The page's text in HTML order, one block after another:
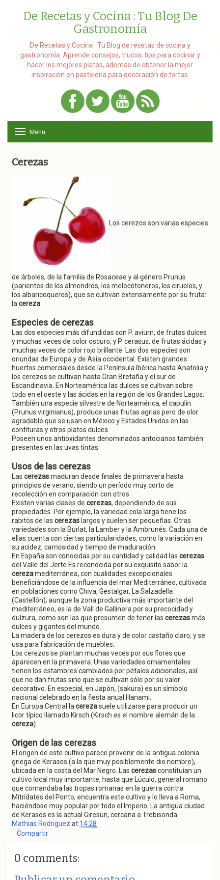
De Recetas y Cocina : Tu Blog De
Gastronomía
De Recetas y Cocina : Tu Blog de recetas de cocina y
gastronomía. Aprende consejos, trucos, tips para cocinar y
hacer los mejores platos, además de obtener la mejor
inspiración en pastelería para decoración de tortas.
o
g
Menu
Cerezas
Los cerezos son varias especies
de árboles, de la familia de Rosaceae y al género Prunus
(parientes de los almendros, los melocotoneros, los ciruelos, y
los albaricoqueros), que se cultivan extensamente por su fruta:
la cereza
Especies de cerezas
Las dos especies más difundidas son P. avium, de frutas dulces
y muchas veces de color oscuro, y P. cerasus, de frutas ácidas y
muchas veces de color rojo brillante. Las dos especies son
oriundas de Europa y de Asia occidental. Existen grandes
huertos comerciales desde la Península Ibérica hasta Anatolia y
los cerezos se cultivan hasta Gran Bretaña y el sur de
Escandinavia. En Norteamérica las dulces se cultivan sobre
todo en el oeste y las ácidas en la región de los Grandes Lagos.
También una especie silvestre de Norteamérica, el capulín
(Prunus virginianus), produce unas frutas agrias pero de olor
agradable que se usan en México y Estados Unidos en las
confituras y otros platos dulces.
Poseen unos antioxidantes denominados antocianos también
presentes en las uvas tintas.
Usos de las cerezas
Las cerezasmaduran desde finales de primavera hasta
principios de verano, siendo un período muy corto de
recolección en comparación con otros
Existen varias clases de cerezas, dependiendo de sus
propiedades. Por ejemplo, la variedad cola larga tiene los
rabitos de las cerezas largos y suelen ser pequeñas. Otras
variedades son la Burlat, la Lamber y la Ambrunés. Cada una de
ellas cuenta con ciertas particularidades, como la variación en
su acidez, carnosidad y tiempo de maduración.
En España son conocidas por su cantidad y calidad las cerezas
del Valle del Jerte.Es reconocida por su exquisito sabor la
cerezamediterránea, con cualidades excepcionales
beneficiándose de la influencia del mar Mediterráneo, cultivada
en poblaciones como Chiva, Gestalgar, La Salzadella
(Castellón); aunque la zona productiva más importante del
mediterráneo, es la de Vall de Gallinera por su precocidad y
dulzura, como son las que presumen de tener las cerezasmás
dulces y gigantes del mundo.
La madera de los cerezos es dura y de color castaño claro, y se
usa para fabricación de muebles.
Los cerezos se plantan muchas veces por sus flores que
aparecen en la primavera. Unas variedades ornamentales
tienen los estambres cambiados por pétalos adicionales, así
que no dan frutas sino que se cultivan sólo por su valor
decorativo. En especial, en Japón, (sakura) es un símbolo
nacional celebrado en la fiesta anual Hanami.
En Europa Central la cerezasuele utilizarse para producir un
licor típico llamado Kirsch (Kirsch es el nombre alemán de la
cereza).
Origen de las cerezas
El origen de este cultivo parece provenir de la antigua colonia
griega de Kerasos (a la que muy posiblemente dio nombre),
ubicada en la costa del Mar Negro. Las cerezasconstituían un
cultivo local muy importante, hasta que Lúculo, general romano
que comandaba las tropas romanas en la guerra contra
Mitrídates del Ponto, encuentra este cultivo y lo lleva a Roma,
haciéndose muy popular por todo el Imperio. La antigua ciudad
de Kerasos es la actual Giresun, cercana a Trebisonda.
Mathias Rodriguez at 14:28
Compartir
0 comments: